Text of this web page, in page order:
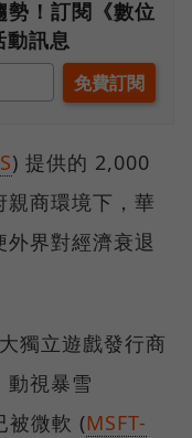
！訂閱《數位
動訊息
) 提供的 2,000
商環境下，華
界對經濟衰退
獨立遊戲發行商
動視暴雪
微軟 (MSFT-